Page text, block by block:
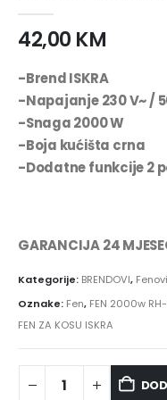
42,00 KM
-Brend ISKRA
-Napajanje 230 V~ /
-Snaga 2000 W
-Boja kućišta crna
-Dodatne funkcije 2
GARANCIJA 24
Kategorije: BRENDOVI, Fenovi
Oznake: Fen, FEN 2000w
FEN ZA KOSU ISKRA